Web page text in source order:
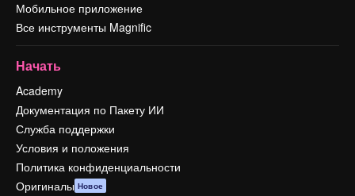
Мобильное приложение
Все инструменты Magnific
Начать
Academy
Документация по Пакету ИИ
Служба поддержки
Условия и положения
Политика конфиденциальности
Оригиналы Новое